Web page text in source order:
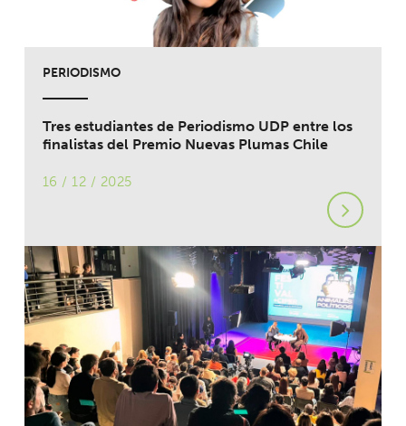
PERIODISMO
Tres estudiantes de Periodismo UDP entre los
finalistas del Premio Nuevas Plumas Chile
16 / 12 / 2025